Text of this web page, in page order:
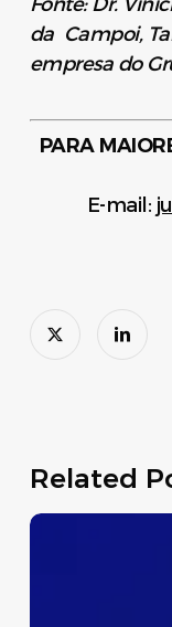
da Campoi,
empresa do
PARA
E-mail:
Related
Dispensa